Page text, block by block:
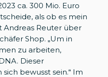
ca. 300 Mio. Euro
als ob es mein
Andreas Reuter über
Shop. „Um in
zu arbeiten,
Dieser
bewusst sein.“ Im